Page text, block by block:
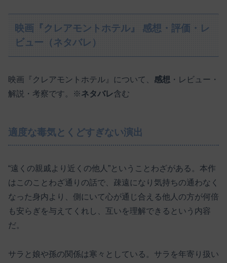
映画『クレアモントホテル』 感想・評価・レ
ビュー（ネタバレ）
映画『クレアモントホテル』について、 感想 ・レビュー・
解説・考察です。※ネタバレ含む
適度な毒気とくどすぎない演出
“遠くの親戚より近くの他人”ということわざがある。本作
はこのことわざ通りの話で、疎遠になり気持ちの通わなく
なった身内より、側にいて心が通じ合える他人の方が何倍
も安らぎを与えてくれし、互いを理解できるという内容
だ。
サラと娘や孫の関係は寒々としている。サラを年寄り扱い